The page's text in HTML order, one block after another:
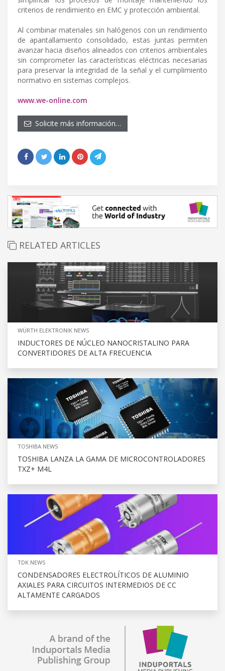
criterios de rendimiento en EMC y protección ambiental.
Al combinar materiales sin halógenos con un rendimiento
de apantallamiento consolidado, estas juntas permiten
avanzar hacia diseños alineados con criterios ambientales
sin comprometer las características eléctricas necesarias
para preservar la integridad de la señal y el cumplimiento
normativo en sistemas complejos.
www.we-online.com
Solicite más información…
RELATED ARTICLES
WÜRTH ELEKTRONIK NEWS
INDUCTORES DE NÚCLEO NANOCRISTALINO PARA
CONVERTIDORES DE ALTA FRECUENCIA
TOSHIBA NEWS
TOSHIBA LANZA LA GAMA DE MICROCONTROLADORES
TXZ+ M4L
TDK NEWS
CONDENSADORES ELECTROLÍTICOS DE ALUMINIO
AXIALES PARA CIRCUITOS INTERMEDIOS DE CC
ALTAMENTE CARGADOS